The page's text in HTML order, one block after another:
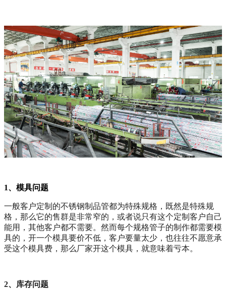
1、模具问题
一般客户定制的不锈钢制品管都为特殊规格，既然是特殊规
格，那么它的售群是非常窄的，或者说只有这个定制客户自己
能用，其他客户都不需要。然而每个规格管子的制作都需要模
具的，开一个模具要价不低，客户要量太少，也往往不愿意承
受这个模具费，那么厂家开这个模具，就意味着亏本。
2、库存问题